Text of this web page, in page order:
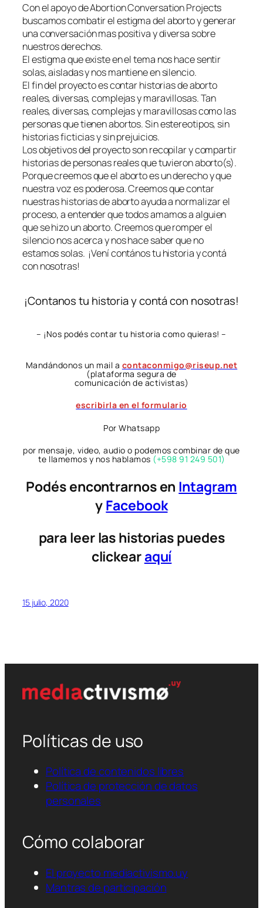
Con el apoyo de Abortion Conversation Projects
buscamos combatir el estigma del aborto y generar
una conversación mas positiva y diversa sobre
nuestros derechos.
El estigma que existe en el tema nos hace sentir
solas, aisladas y nos mantiene en silencio.
El fin del proyecto es contar historias de aborto
reales, diversas, complejas y maravillosas. Tan
reales, diversas, complejas y maravillosas como las
personas que tienen abortos. Sin estereotipos, sin
historias ficticias y sin prejuicios.
Los objetivos del proyecto son recopilar y compartir
historias de personas reales que tuvieron aborto(s).
Porque creemos que el aborto es un derecho y que
nuestra voz es poderosa. Creemos que contar
nuestras historias de aborto ayuda a normalizar el
proceso, a entender que todos amamos a alguien
que se hizo un aborto. Creemos que romper el
silencio nos acerca y nos hace saber que no
estamos solas. ¡Vení contános tu historia y contá
con nosotras!
¡Contanos tu historia y contá con nosotras!
– ¡Nos podés contar tu historia como quieras! –
Mandándonos un mail a contaconmigo@riseup.net
(plataforma segura de
comunicación de activistas)
escribirla en el formulario
Por Whatsapp
por mensaje, video, audio o podemos combinar de que
te llamemos y nos hablamos (+598 91 249 501)
Podés encontrarnos en Intagram
yFacebook
para leer las historias puedes
clickearaquí
15 julio, 2020
Políticas de uso
Política de contenidos libres
Política de protección de datos
personales
Cómo colaborar
El proyecto mediactivismo.uy
Mantras de participación